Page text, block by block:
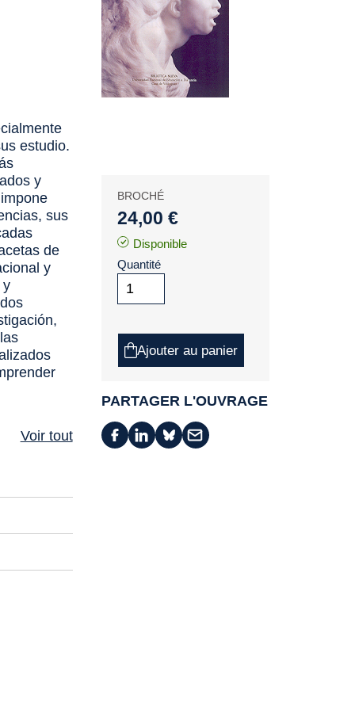
estudio.
y
sus
de
y
y
Voir tout
BROCHÉ
24,00 €
Disponible
Quantité
Ajouter au panier
PARTAGER L'OUVRAGE